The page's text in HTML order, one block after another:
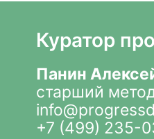
Куратор
Панин
старший
+7 (499) 235-